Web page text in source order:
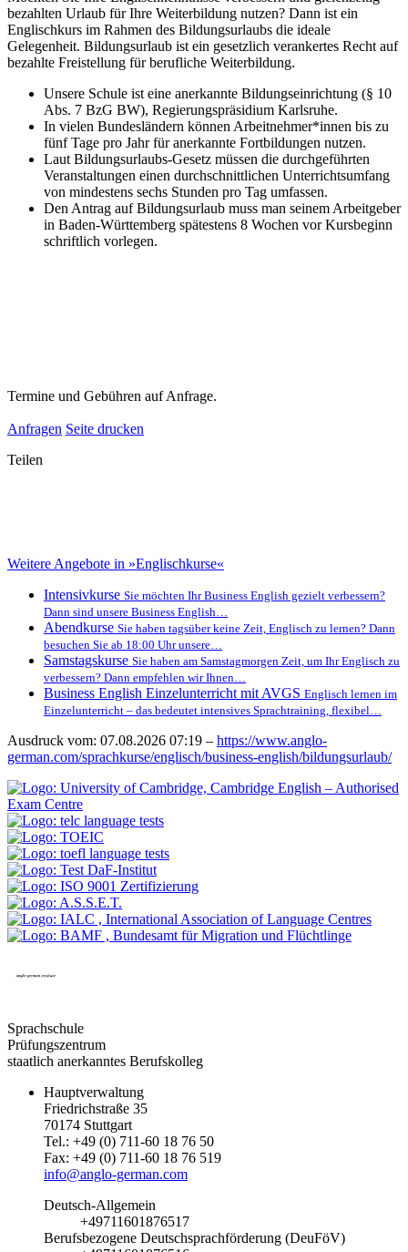
bezahlten Urlaub für Ihre Weiterbildung nutzen? Dann ist ein
Englischkurs im Rahmen des Bildungsurlaubs die ideale
Gelegenheit. Bildungsurlaub ist ein gesetzlich verankertes Recht auf
bezahlte Freistellung für berufliche Weiterbildung.
Unsere Schule ist eine anerkannte Bildungseinrichtung (§ 10
Abs. 7 BzG BW), Regierungspräsidium Karlsruhe.
In vielen Bundesländern können Arbeitnehmer*innen bis zu
fünf Tage pro Jahr für anerkannte Fortbildungen nutzen.
Laut Bildungsurlaubs-Gesetz müssen die durchgeführten
Veranstaltungen einen durchschnittlichen Unterrichtsumfang
von mindestens sechs Stunden pro Tag umfassen.
Den Antrag auf Bildungsurlaub muss man seinem Arbeitgeber
in Baden-Württemberg spätestens 8 Wochen vor Kursbeginn
schriftlich vorlegen.
Termine und Gebühren auf Anfrage.
Anfragen Seite drucken
Teilen
Weitere Angebote in »Englischkurse«
Intensivkurse Sie möchten Ihr Business English gezielt verbessern?
Dann sind unsere Business English…
Abendkurse Sie haben tagsüber keine Zeit, Englisch zu lernen? Dann
besuchen Sie ab 18:00 Uhr unsere…
Samstagskurse Sie haben am Samstagmorgen Zeit, um Ihr Englisch zu
verbessern? Dann empfehlen wir Ihnen…
Business English Einzelunterricht mit AVGS Englisch lernen im
Einzelunterricht – das bedeutet intensives Sprachtraining, flexibel…
Ausdruck vom: 07.08.2026 07:19 – https://www.anglo-
german.com/sprachkurse/englisch/business-english/bildungsurlaub/
Sprachschule
Prüfungszentrum
staatlich anerkanntes Berufskolleg
Hauptverwaltung
Friedrichstraße 35
70174 Stuttgart
Tel.: +49 (0) 711-60 18 76 50
Fax: +49 (0) 711-60 18 76 519
info@anglo-german.com
Deutsch-Allgemein
+49711601876517
Berufsbezogene Deutschsprachförderung (DeuFöV)